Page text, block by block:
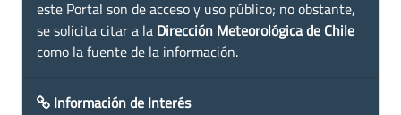
este Portal son de acceso y uso público; no obstante,
se solicita citar a la Dirección Meteorológica de Chile
como la fuente de la información.
Información de Interés